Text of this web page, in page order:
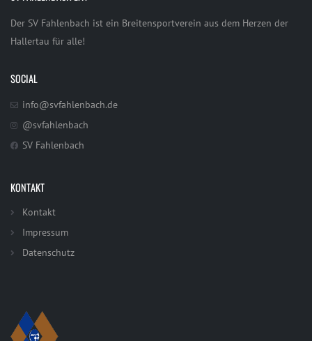
Der SV Fahlenbach ist ein Breitensportverein aus dem Herzen der
Hallertau für alle!
SOCIAL
info@svfahlenbach.de
@svfahlenbach
SV Fahlenbach
KONTAKT
Kontakt
Impressum
Datenschutz